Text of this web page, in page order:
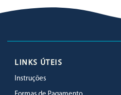
LINKS ÚTEIS
Instruções